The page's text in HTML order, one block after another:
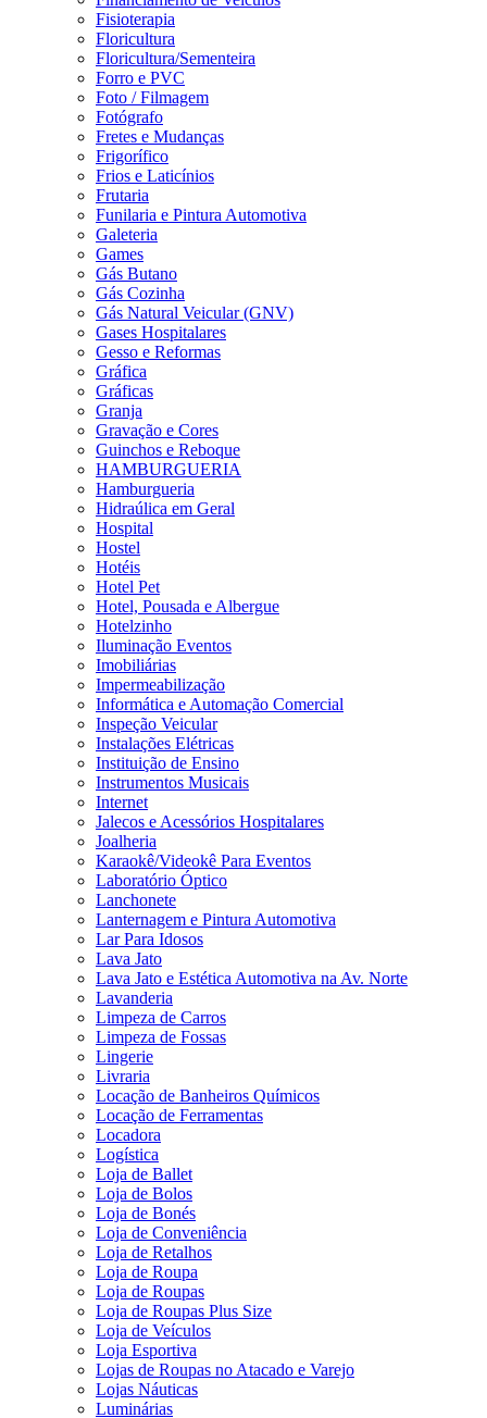
Fisioterapia
Floricultura
Floricultura/Sementeira
Forro e PVC
Foto / Filmagem
Fotógrafo
Fretes e Mudanças
Frigorífico
Frios e Laticínios
Frutaria
Funilaria e Pintura Automotiva
Galeteria
Games
Gás Butano
Gás Cozinha
Gás Natural Veicular (GNV)
Gases Hospitalares
Gesso e Reformas
Gráfica
Gráficas
Granja
Gravação e Cores
Guinchos e Reboque
HAMBURGUERIA
Hamburgueria
Hidraúlica em Geral
Hospital
Hostel
Hotéis
Hotel Pet
Hotel, Pousada e Albergue
Hotelzinho
Iluminação Eventos
Imobiliárias
Impermeabilização
Informática e Automação Comercial
Inspeção Veicular
Instalações Elétricas
Instituição de Ensino
Instrumentos Musicais
Internet
Jalecos e Acessórios Hospitalares
Joalheria
Karaokê/Videokê Para Eventos
Laboratório Óptico
Lanchonete
Lanternagem e Pintura Automotiva
Lar Para Idosos
Lava Jato
Lava Jato e Estética Automotiva na Av. Norte
Lavanderia
Limpeza de Carros
Limpeza de Fossas
Lingerie
Livraria
Locação de Banheiros Químicos
Locação de Ferramentas
Locadora
Logística
Loja de Ballet
Loja de Bolos
Loja de Bonés
Loja de Conveniência
Loja de Retalhos
Loja de Roupa
Loja de Roupas
Loja de Roupas Plus Size
Loja de Veículos
Loja Esportiva
Lojas de Roupas no Atacado e Varejo
Lojas Náuticas
Luminárias